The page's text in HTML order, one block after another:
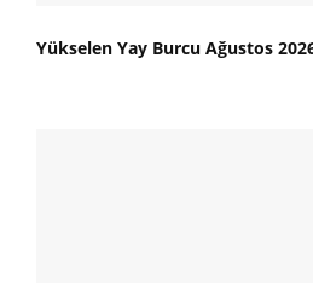
Yükselen Yay Burcu Ağustos